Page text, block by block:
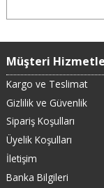
Müşteri
Kargo ve Teslimat
Gizlilik ve Güvenlik
Sipariş Koşulları
Üyelik Koşulları
İletişim
Banka Bilgileri